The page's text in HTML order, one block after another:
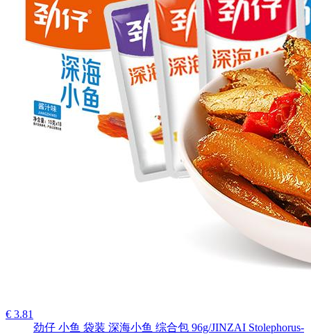
€ 3.81
劲仔 小鱼 袋装 深海小鱼 综合包 96g/JINZAI Stolephorus-